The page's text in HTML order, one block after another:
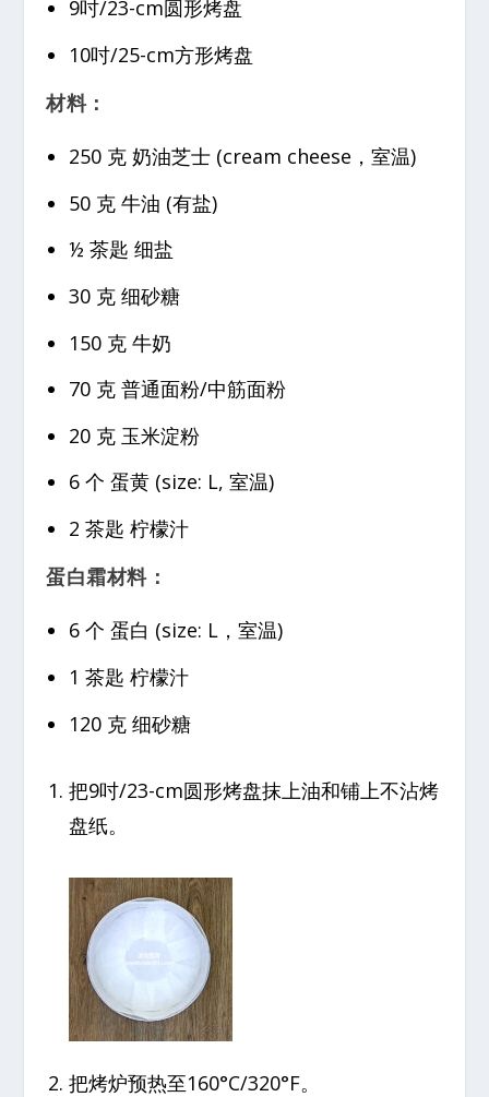
9吋/23-cm圆形烤盘
10吋/25-cm方形烤盘
材料：
250 克 奶油芝士 (cream cheese，室温)
50 克 牛油 (有盐)
½ 茶匙 细盐
30 克 细砂糖
150 克 牛奶
70 克 普通面粉/中筋面粉
20 克 玉米淀粉
6 个 蛋黄 (size: L, 室温)
2 茶匙 柠檬汁
蛋白霜材料：
6 个 蛋白 (size: L，室温)
1 茶匙 柠檬汁
120 克 细砂糖
把9吋/23-cm圆形烤盘抹上油和铺上不沾烤
盘纸。
把烤炉预热至160°C/320°F。